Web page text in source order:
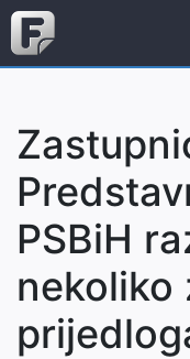
PSBiH
nekoliko